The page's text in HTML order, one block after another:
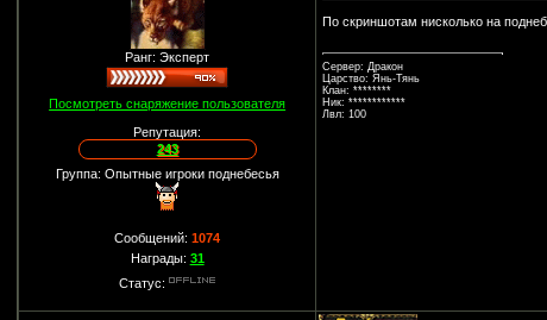
Ранг: Эксперт
Посмотреть снаряжение пользователя
Репутация:
243
Группа: Опытные игроки поднебесья
Сообщений:1074
Награды: 31
Статус:
По скриншотам нисколько на
Сервер: Дракон
Царство: Янь-Тянь
Клан: ********
Ник: ************
Лвл: 100